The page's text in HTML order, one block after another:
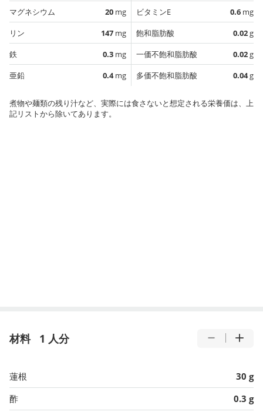
マグネシウム
20 mg
リン
147 mg
鉄
0.3 mg
亜鉛
0.4mg
ビタミンE
0.6 mg
飽和脂肪酸
0.02g
一価不飽和脂肪酸
0.02g
多価不飽和脂肪酸
0.04g
煮物や麺類の残り汁など、実際には食さないと想定される栄養価は、上
記リストから除いてあります。
材料 1 人分
蓮根
30 g
酢
0.3 g